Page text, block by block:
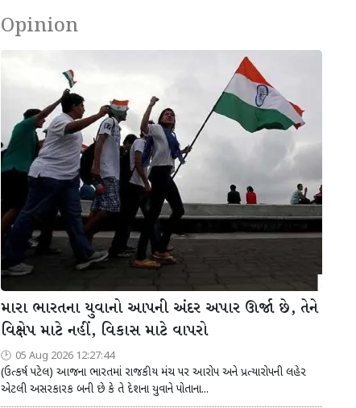
Opinion
મારા ભારતના યુવાનો આપની અંદર અપાર ઊર્જા છે, તેને
વિક્ષેપ માટે નહીં, વિકાસ માટે વાપરો
05 Aug 2026 12:27:44
(ઉત્કર્ષ પટેલ) આજના ભારતમાં રાજકીય મંચ પર આરોપ અને પ્રત્યારોપની લહેર
એટલી અસરકારક બની છે કે તે દેશના યુવાને પોતાના...